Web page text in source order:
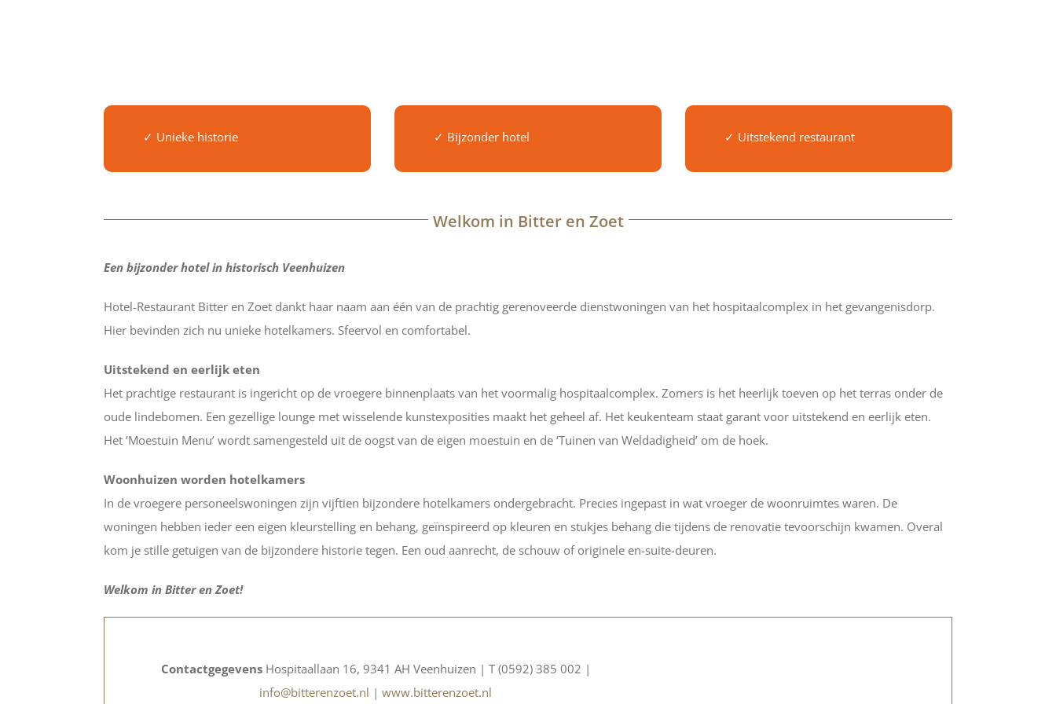
✓ Unieke historie ✓ Bijzonder hotel ✓ Uitstekend restaurant
Welkom in Bitter en Zoet
Een bijzonder hotel in historisch Veenhuizen
Hotel-Restaurant Bitter en Zoet dankt haar naam aan één van de prachtig gerenoveerde dienstwoningen van het hospitaalcomplex in het gevangenisdorp.
Hier bevinden zich nu unieke hotelkamers. Sfeervol en comfortabel.
Uitstekend en eerlijk eten
Het prachtige restaurant is ingericht op de vroegere binnenplaats van het voormalig hospitaalcomplex. Zomers is het heerlijk toeven op het terras onder de
oude lindebomen. Een gezellige lounge met wisselende kunstexposities maakt het geheel af. Het keukenteam staat garant voor uitstekend en eerlijk eten.
Het ‘Moestuin Menu’ wordt samengesteld uit de oogst van de eigen moestuin en de ‘Tuinen van Weldadigheid’ om de hoek.
Woonhuizen worden hotelkamers
In de vroegere personeelswoningen zijn vijftien bijzondere hotelkamers ondergebracht. Precies ingepast in wat vroeger de woonruimtes waren. De
woningen hebben ieder een eigen kleurstelling en behang, geïnspireerd op kleuren en stukjes behang die tijdens de renovatie tevoorschijn kwamen. Overal
kom je stille getuigen van de bijzondere historie tegen. Een oud aanrecht, de schouw of originele en-suite-deuren.
Welkom in Bitter en Zoet!
ContactgegevensHospitaallaan 16, 9341 AH Veenhuizen | T (0592) 385 002 |
info@bitterenzoet.nl |www.bitterenzoet.nl